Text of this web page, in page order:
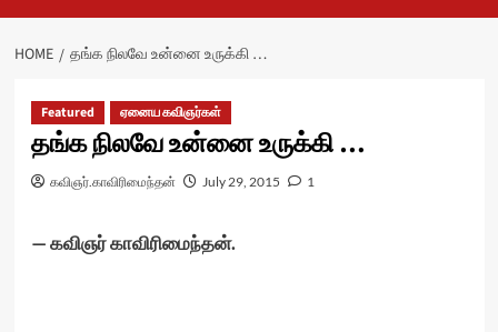
HOME தங்க நிலவே உன்னை உருக்கி …
Featured ஏனைய கவிஞர்கள்
தங்க நிலவே உன்னை உருக்கி …
கவிஞர்.காவிரிமைந்தன் July 29, 2015 1
— கவிஞர் காவிரிமைந்தன்.